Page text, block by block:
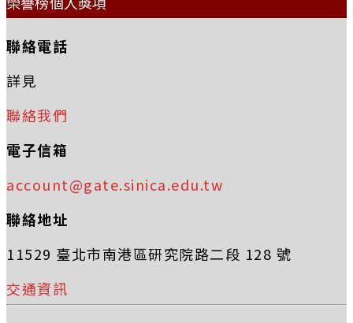
聯絡電話
詳見
聯絡我們
電子信箱
account@gate.sinica.edu.tw
聯絡地址
11529 臺北市南港區研究院路二段 128 號
交通資訊